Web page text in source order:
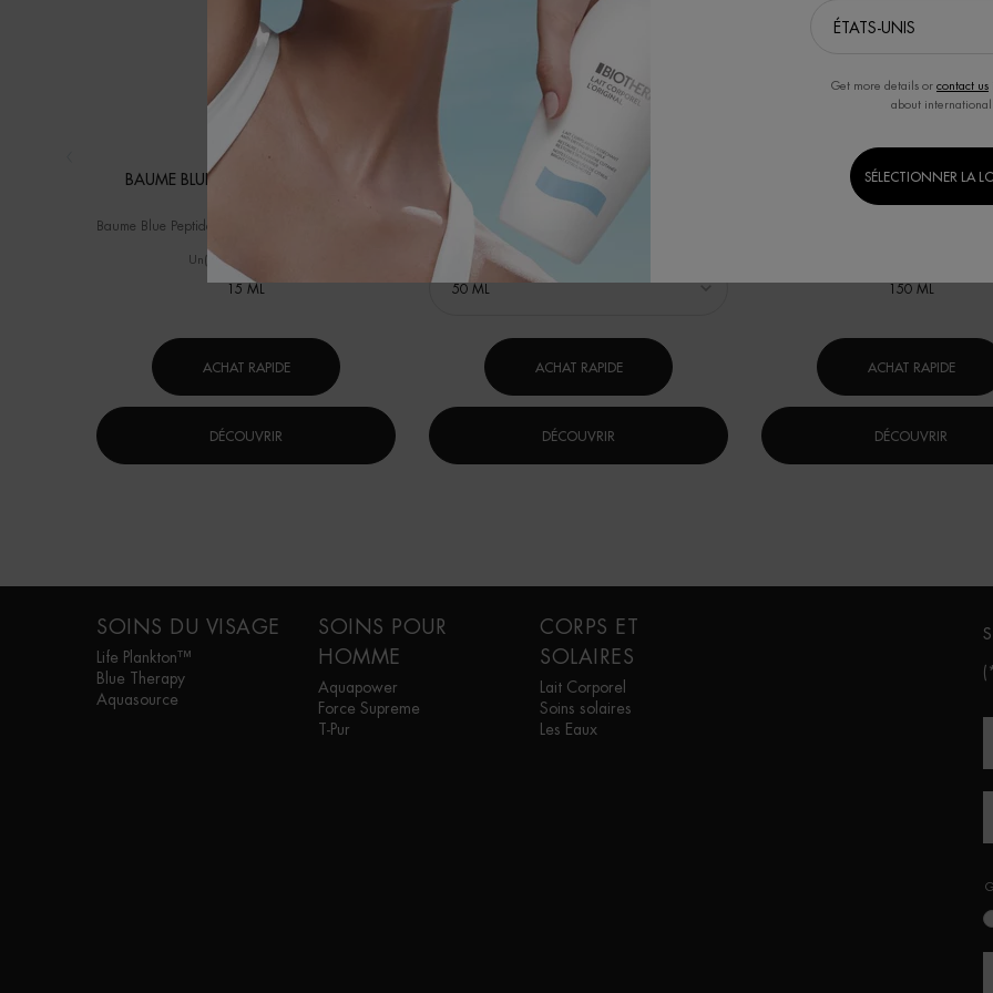
BAUME BLUE PEPTIDES EYES & LIPS
Baume Blue Peptides Eyes & Lips Reshaper – Lifte et
Un(e) taille disponible
15 ML
ACHAT RAPIDE
DÉCOUVRIR
AQUASOURCE HYDRA BARRIER CREAM
BRAVEZ LE FROID - 72 heures d'hydratation
fortifiante pour une barrière cutanée plus forte et
résistante¹. ¹Test instrumental sur 40 femmes après 1
application.
Sélectionner un(e) taille
ACHAT RAPIDE
DÉCOUVRIR
AQUASOURCE HYDRA
150 ML
ACHAT RAPIDE
DÉCOUVRIR
SOINS DU VISAGE
Life Plankton™
Blue Therapy
Aquasource
SOINS POUR
HOMME
Aquapower
Force Supreme
T-Pur
CORPS ET
SOLAIRES
Lait Corporel
Soins solaires
Les Eaux
Get more details or contact us
about international
SÉLECTIONNER LA